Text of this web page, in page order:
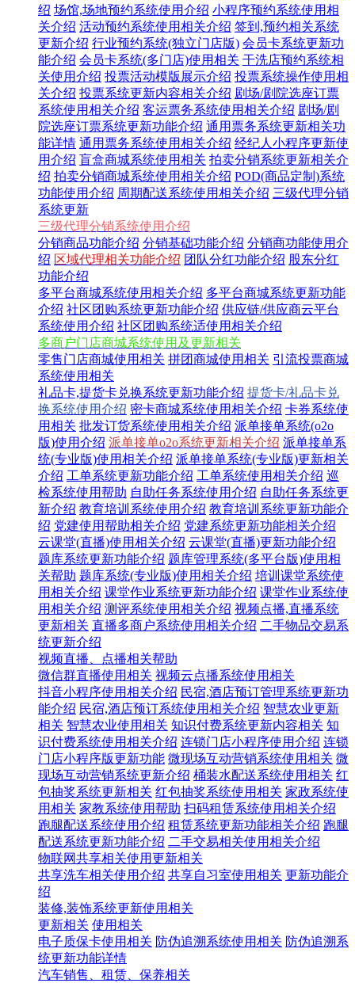
绍 场馆,场地预约系统使用介绍 小程序预约系统使用相
关介绍 活动预约系统使用相关介绍 签到,预约相关系统
更新介绍 行业预约系统(独立门店版) 会员卡系统更新功
能介绍 会员卡系统(多门店)使用相关 干洗店预约系统相
关使用介绍 投票活动模版展示介绍 投票系统操作使用相
关介绍 投票系统更新内容相关介绍 剧场/剧院选座订票
系统使用相关介绍 客运票务系统使用相关介绍 剧场/剧
院选座订票系统更新功能介绍 通用票务系统更新相关功
能详情 通用票务系统使用相关介绍 经纪人小程序更新使
用介绍 盲盒商城系统使用相关 拍卖分销系统更新相关介
绍 拍卖分销商城系统使用相关介绍 POD(商品定制)系统
功能使用介绍 周期配送系统使用相关介绍 三级代理分销
系统更新
三级代理分销系统使用介绍
分销商品功能介绍 分销基础功能介绍 分销商功能使用介
绍 区域代理相关功能介绍 团队分红功能介绍 股东分红
功能介绍
多平台商城系统使用相关介绍 多平台商城系统更新功能
介绍 社区团购系统更新功能介绍 供应链/供应商云平台
系统使用介绍 社区团购系统适使用相关介绍
多商户门店商城系统使用及更新相关
零售门店商城使用相关 拼团商城使用相关 引流投票商城
系统使用相关
礼品卡,提货卡兑换系统更新功能介绍 提货卡/礼品卡兑
换系统使用介绍 密卡商城系统使用相关介绍 卡券系统使
用相关 批发订货系统使用相关介绍 派单接单系统(o2o
版)使用介绍 派单接单o2o系统更新相关介绍 派单接单系
统(专业版)使用相关介绍 派单接单系统(专业版)更新相关
介绍 工单系统更新功能介绍 工单系统使用相关介绍 巡
检系统使用帮助 自助任务系统使用介绍 自助任务系统更
新介绍 教育培训系统使用介绍 教育培训系统更新功能介
绍 党建使用帮助相关介绍 党建系统更新功能相关介绍
云课堂(直播)使用相关介绍 云课堂(直播)更新功能介绍
题库系统更新功能介绍 题库管理系统(多平台版)使用相
关帮助 题库系统(专业版)使用相关介绍 培训课堂系统使
用相关介绍 课堂作业系统更新功能介绍 课堂作业系统使
用相关介绍 测评系统使用相关介绍 视频点播,直播系统
更新相关 直播多商户系统使用相关介绍 二手物品交易系
统更新介绍
视频直播、点播相关帮助
微信群直播使用相关 视频云点播系统使用相关
抖音小程序使用相关介绍 民宿,酒店预订管理系统更新功
能介绍 民宿,酒店预订系统使用相关介绍 智慧农业更新
相关 智慧农业使用相关 知识付费系统更新内容相关 知
识付费系统使用相关介绍 连锁门店小程序使用介绍 连锁
门店小程序版更新功能 微现场互动营销系统使用相关 微
现场互动营销系统更新介绍 桶装水配送系统使用相关 红
包抽奖系统更新相关 红包抽奖系统使用相关 家政系统使
用相关 家教系统使用帮助 扫码租赁系统使用相关介绍
跑腿配送系统使用介绍 租赁系统更新功能相关介绍 跑腿
配送系统更新功能介绍 二手交易相关使用相关介绍
物联网共享相关使用更新相关
共享洗车相关使用介绍 共享自习室使用相关 更新功能介
绍
装修,装饰系统更新使用相关
更新相关 使用相关
电子质保卡使用相关 防伪追溯系统使用相关 防伪追溯系
统更新功能详情
汽车销售、租赁、保养相关